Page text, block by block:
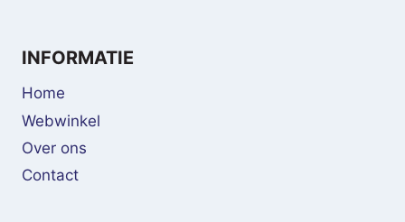
INFORMATIE
Home
Webwinkel
Over ons
Contact